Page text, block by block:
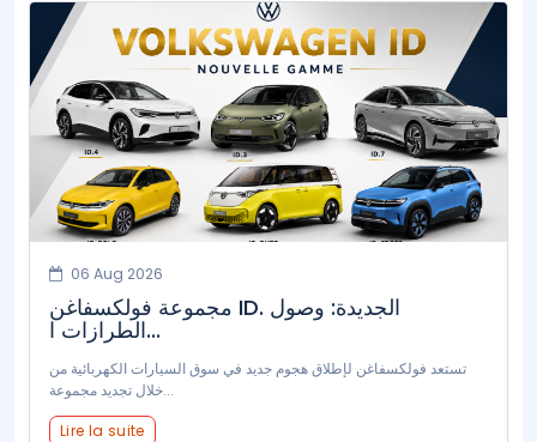
06 Aug 2026
مجموعة فولكسفاغن ID. الجديدة: وصول
الطرازات ا...
تستعد فولكسفاغن لإطلاق هجوم جديد في سوق السيارات الكهربائية من
خلال تجديد مجموعة...
Lire la suite